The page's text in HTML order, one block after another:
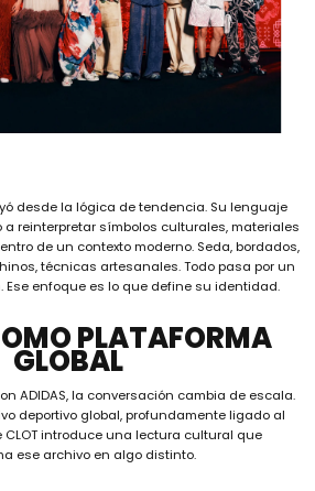
desde la lógica de tendencia. Su lenguaje
reinterpretar símbolos culturales, materiales
de un contexto moderno. Seda, bordados,
técnicas artesanales. Todo pasa por un
Ese enfoque es lo que define su identidad.
PLATAFORMA
GLOBAL
ADIDAS, la conversación cambia de escala.
deportivo global, profundamente ligado al
introduce una lectura cultural que
ese archivo en algo distinto.